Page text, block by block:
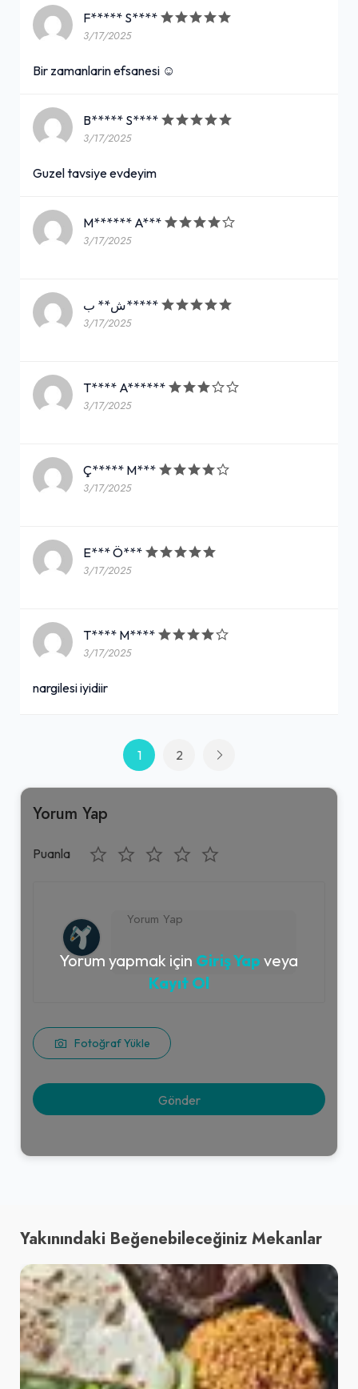
F***** S****
3/17/2025
Bir zamanlarin efsanesi ☺
B***** S****
3/17/2025
Guzel tavsiye evdeyim
M****** A***
3/17/2025
ش** ب*****
3/17/2025
T**** A******
3/17/2025
Ç***** M***
3/17/2025
E*** Ö***
3/17/2025
T**** M****
3/17/2025
nargilesi iyidiir
1 2
Yorum Yap
Puanla
Fotoğraf Yükle
Yorum yapmak için Giriş Yap veya
Kayıt Ol
Yakınındaki Beğenebileceğiniz Mekanlar